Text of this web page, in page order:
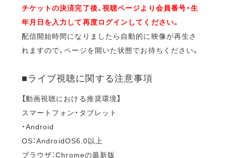
チケットの決済完了後、視聴ページより会員番号・生
年月日を入力して再度ログインしてください。
配信開始時間になりましたら自動的に映像が再生さ
れますので、ページを開いた状態でお待ちください。
■ライブ視聴に関する注意事項
【動画視聴における推奨環境】
スマートフォン・タブレット
・Android
OS：AndroidOS6.0以上
ブラウザ：Chromeの最新版